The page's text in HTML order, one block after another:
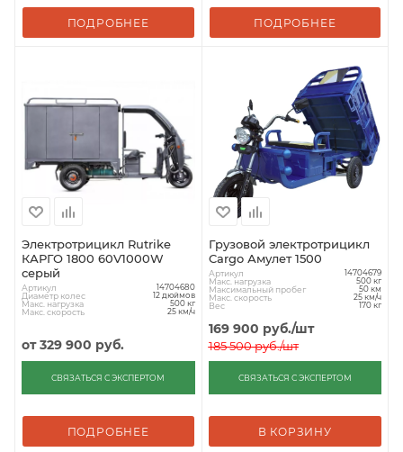
ПОДРОБНЕЕ ПОДРОБНЕЕ
Электротрицикл Rutrike
КАРГО 1800 60V1000W
серый
Артикул 14704680
Диаметр колес 12 дюймов
Макс. нагрузка 500 кг
Макс. скорость 25 км/ч
от329 900 руб.
СВЯЗАТЬСЯ С ЭКСПЕРТОМ
ПОДРОБНЕЕ
Грузовой электротрицикл
Cargo Амулет 1500
Артикул 14704679
Макс. нагрузка 500 кг
Максимальный пробег 50 км
Макс. скорость 25 км/ч
Вес 170 кг
169 900 руб./шт
185 500руб./шт
СВЯЗАТЬСЯ С ЭКСПЕРТОМ
В КОРЗИНУ